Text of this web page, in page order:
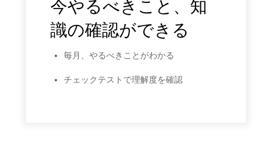
今やるべきこと、知
識の確認ができる
毎月、やるべきことがわかる
チェックテストで理解度を確認